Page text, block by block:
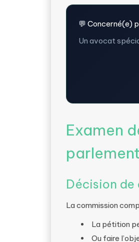
💬 Concerné(e)
Un avocat
Examen
Décision de
La commission
La pétition
Ou faire